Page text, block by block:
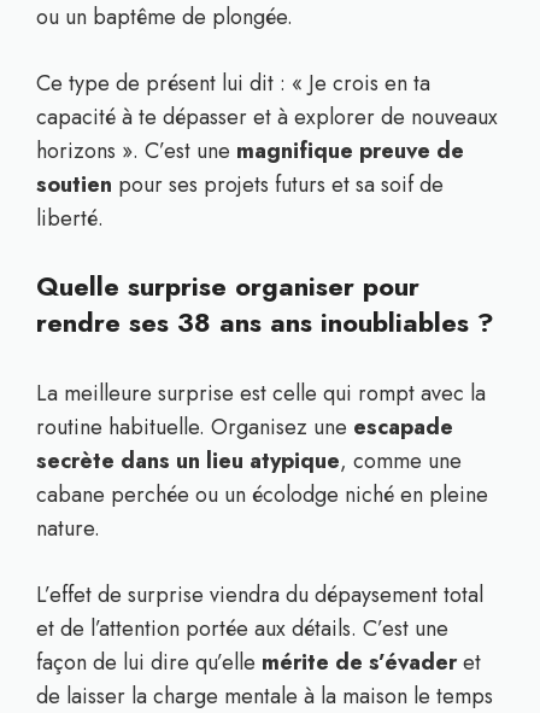
ou un baptême de plongée.
Ce type de présent lui dit : « Je crois en ta
capacité à te dépasser et à explorer de nouveaux
horizons ». C’est une magnifique preuve de
soutien pour ses projets futurs et sa soif de
liberté.
Quelle surprise organiser pour
rendre ses 38 ans ans inoubliables ?
La meilleure surprise est celle qui rompt avec la
routine habituelle. Organisez une escapade
secrète dans un lieu atypique, comme une
cabane perchée ou un écolodge niché en pleine
nature.
L’effet de surprise viendra du dépaysement total
et de l’attention portée aux détails. C’est une
façon de lui dire qu’elle mérite de s’évaderet
de laisser la charge mentale à la maison le temps